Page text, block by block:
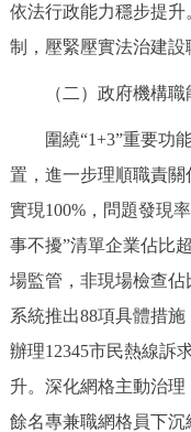
政民互動
12345網上接訴即辦
參與調查
走進北京
北京概況
綠色北京
多語種
依法行政能力穩步提
制，壓緊壓實法治建設
（二）政府機構職
圍繞“1+3”重要功能
置，進一步理順職責關
實現100%，問題發現
事不擾”清單企業佔比
場監管，非現場檢查佔
系統推出88項具體措
辦理12345市民熱線訴
升。深化網格主動治理
餘名專兼職網格員下沉